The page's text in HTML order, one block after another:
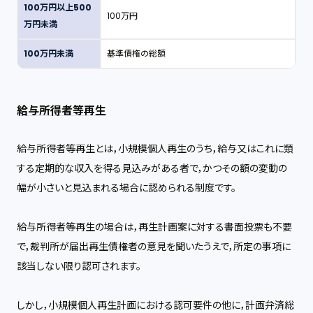
100万円以上500
万円未満
100万円
100万円未満 基準債権の総額
給与所得者等再生
給与所得者等再生とは，小規模個人再生のうち，給与又はこれに類
する定期的な収入を得る見込みがある者で，かつその額の変動の
幅が小さいと見込まれる場合に認められる制度です。
給与所得者等再生の場合は，再生計画案に対する書面投票も不要
で，裁判所が届出再生債権者の意見を聞いたうえで，所定の事項に
該当しない限り認可されます。
しかし，小規模個人再生計画における認可要件の他に，計画弁済総